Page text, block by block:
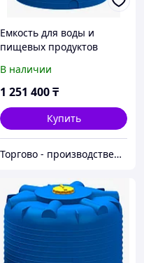
Емкость для воды и
пищевых продуктов
В наличии
1 251 400₸
Купить
Торгово - производственная компания "Центр Пласт"